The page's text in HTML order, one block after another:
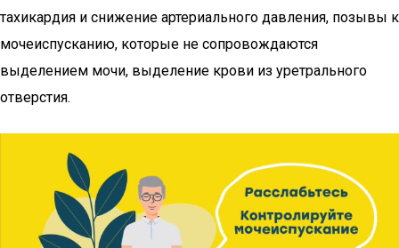
тахикардия и снижение артериального давления, позывы к
мочеиспусканию, которые не сопровождаются
выделением мочи, выделение крови из уретрального
отверстия.